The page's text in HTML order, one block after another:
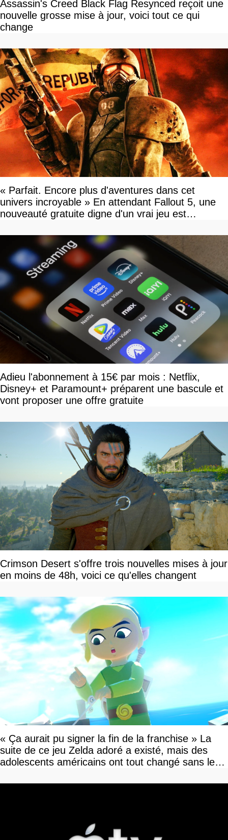
Assassin's Creed Black Flag Resynced reçoit une
nouvelle grosse mise à jour, voici tout ce qui
change
« Parfait. Encore plus d'aventures dans cet
univers incroyable » En attendant Fallout 5, une
nouveauté gratuite digne d'un vrai jeu est
Adieu l'abonnement à 15€ par mois : Netflix,
Disney+ et Paramount+ préparent une bascule et
vont proposer une offre gratuite
Crimson Desert s'offre trois nouvelles mises à jour
en moins de 48h, voici ce qu'elles changent
« Ça aurait pu signer la fin de la franchise » La
suite de ce jeu Zelda adoré a existé, mais des
adolescents américains ont tout changé sans le